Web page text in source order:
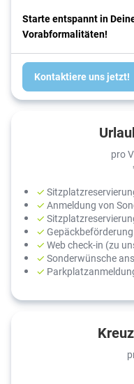
Starte entspannt in
Vorabformalitäten!
Kontaktiere uns jetzt!
pro
✓
✓ Anmeldung von
✓
✓
✓ Web check-in (zu
✓ Sonderwünsche
✓